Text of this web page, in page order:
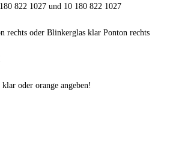
822 1027 und 10 180 822 1027
rechts oder Blinkerglas klar Ponton rechts
oder orange angeben!